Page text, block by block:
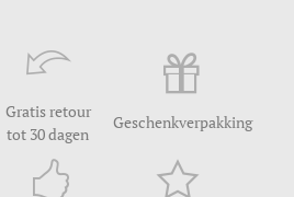
Gratis retour
tot 30 dagen
Geschenkverpakking